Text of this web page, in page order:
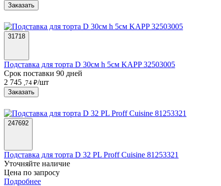
Заказать
31718
Подставка для торта D 30см h 5см KAPP 32503005
Срок поставки 90 дней
2 745 ,74 ₽/шт
Заказать
247692
Подставка для торта D 32 PL Proff Cuisine 81253321
Уточняйте наличие
Цена по запросу
Подробнее